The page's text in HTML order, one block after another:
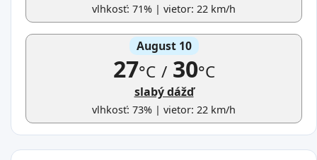
vlhkosť: 71% | vietor: 22 km/h
August 10
27°C /30°C
slabý dážď
vlhkosť: 73% | vietor: 22 km/h